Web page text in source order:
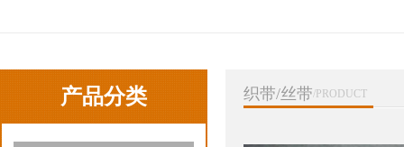
产品分类 织带/丝带/PRODUCT